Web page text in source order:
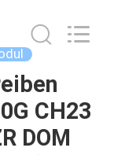
CH23
DOM